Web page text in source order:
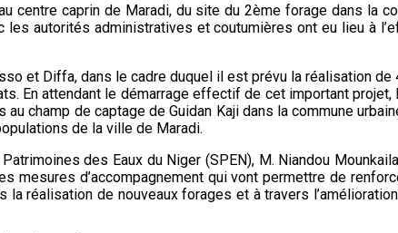
centre caprin de Maradi, du site du 2ème forage dans la
autorités administratives et coutumières ont eu lieu à
et Diffa, dans le cadre duquel il est prévu la réalisation
En attendant le démarrage effectif de cet important projet,
champ de captage de Guidan Kaji dans la commune
de la ville de Maradi.
des Eaux du Niger (SPEN), M. Niandou
mesures d’accompagnement qui vont permettre de
la réalisation de nouveaux forages et à travers